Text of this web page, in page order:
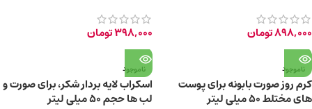
898,000تومان 398,000تومان
ناموجود
کرم روز صورت بابونه برای پوست
های مختلط 50 میلی لیتر
ناموجود
اسکراب لایه بردار شکر، برای صورت و
لب ها حجم ۵۰ میلی لیتر